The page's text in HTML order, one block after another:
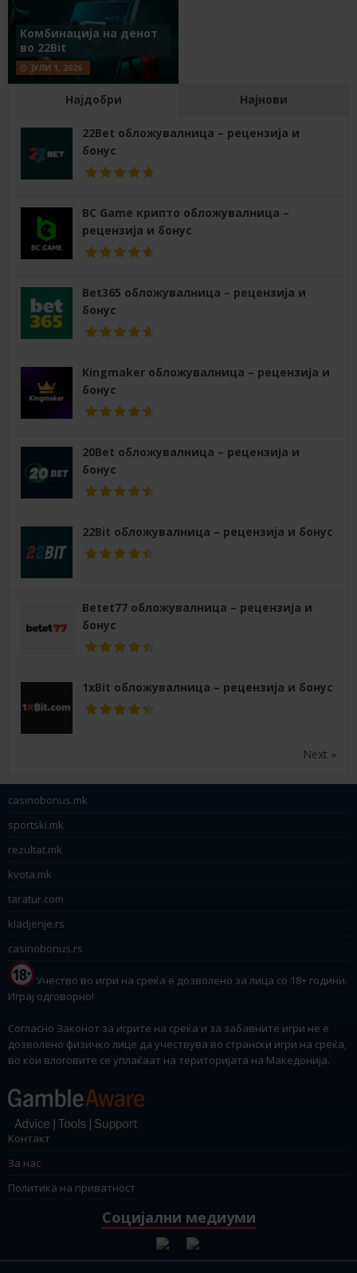
Комбинација на денот
во 22Bit
ЈУЛИ 1, 2026
Најдобри Најнови
22Bet обложувалница – рецензија и
бонус
BC Game крипто обложувалница –
рецензија и бонус
Bet365 обложувалница – рецензија и
бонус
Kingmaker обложувалница – рецензија и
бонус
20Bet обложувалница – рецензија и
бонус
22Bit обложувалница – рецензија и бонус
Betet77 обложувалница – рецензија и
бонус
1xBit обложувалница – рецензија и бонус
Next »
casinobonus.mk
sportski.mk
rezultat.mk
kvota.mk
taratur.com
kladjenje.rs
casinobonus.rs
Учество во игри на среќа е дозволено за лица со 18+ години.
Играј одговорно!
Согласно Законот за игрите на среќа и за забавните игри не е
дозволено физичко лице да учествува во странски игри на среќа,
во кои влоговите се уплаќаат на територијата на Македонија.
Контакт
За нас
Политика на приватност
Социјални медиуми